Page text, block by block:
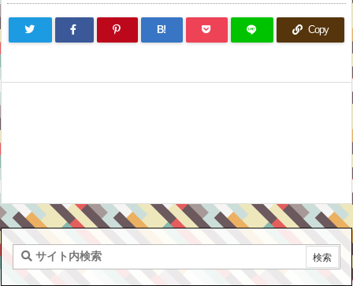
B! Copy